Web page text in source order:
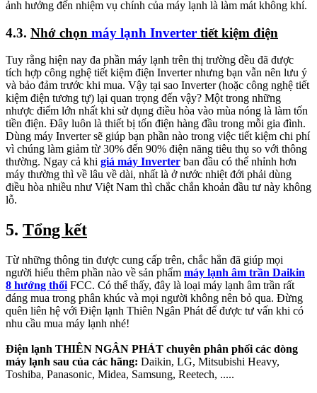
ảnh hưởng đến nhiệm vụ chính của máy lạnh là làm mát không khí.
4.3. Nhớ chọn máy lạnh Inverter tiết kiệm điện
Tuy rằng hiện nay đa phần máy lạnh trên thị trường đều đã được
tích hợp công nghệ tiết kiệm điện Inverter nhưng bạn vẫn nên lưu ý
và bảo đảm trước khi mua. Vậy tại sao Inverter (hoặc công nghệ tiết
kiệm điện tương tự) lại quan trọng đến vậy? Một trong những
nhược điểm lớn nhất khi sử dụng điều hòa vào mùa nóng là làm tốn
tiền điện. Đây luôn là thiết bị tốn điện hàng đầu trong mỗi gia đình.
Dùng máy Inverter sẽ giúp bạn phần nào trong việc tiết kiệm chi phí
vì chúng làm giảm từ 30% đến 90% điện năng tiêu thụ so với thông
thường. Ngay cả khi giá máy Inverter ban đầu có thể nhỉnh hơn
máy thường thì về lâu về dài, nhất là ở nước nhiệt đới phải dùng
điều hòa nhiều như Việt Nam thì chắc chắn khoản đầu tư này không
lỗ.
5. Tổng kết
Từ những thông tin được cung cấp trên, chắc hẳn đã giúp mọi
người hiểu thêm phần nào về sản phẩm máy lạnh âm trần Daikin
8 hướng thổi FCC. Có thể thấy, đây là loại máy lạnh âm trần rất
đáng mua trong phân khúc và mọi người không nên bỏ qua. Đừng
quên liên hệ với Điện lạnh Thiên Ngân Phát để được tư vấn khi có
nhu cầu mua máy lạnh nhé!
Điện lạnh THIÊN NGÂN PHÁT chuyên phân phối các dòng
máy lạnh sau của các hãng: Daikin, LG, Mitsubishi Heavy,
Toshiba, Panasonic, Midea, Samsung, Reetech, .....